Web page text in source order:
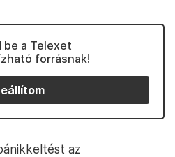
be a Telexet
forrásnak!
az